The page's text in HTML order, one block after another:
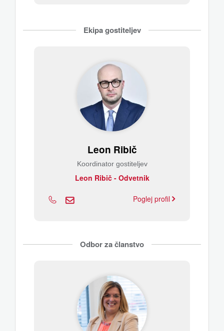
Ekipa gostiteljev
Leon Ribič
Koordinator gostiteljev
Leon Ribič - Odvetnik
Poglej profil
Odbor za članstvo